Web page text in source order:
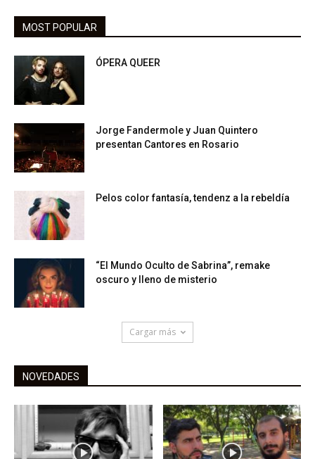
MOST POPULAR
ÓPERA QUEER
Jorge Fandermole y Juan Quintero
presentan Cantores en Rosario
Pelos color fantasía, tendenz a la rebeldía
“El Mundo Oculto de Sabrina”, remake
oscuro y lleno de misterio
Cargar más
NOVEDADES